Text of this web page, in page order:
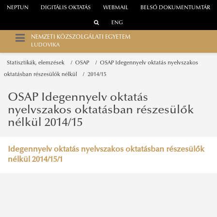
WEBMAIL
NEPTUN DIGITÁLIS OKTATÁS BELSŐ DOKUMENTUMTÁR
ENG
NEMZETI KÖZSZOLGÁLATI EGYETEM
LUDOVIKA
Statisztikák, elemzések OSAP OSAP Idegennyelv oktatás nyelvszakos
oktatásban részesülők nélkül 2014/15
OSAP Idegennyelv oktatás
nyelvszakos oktatásban részesülők
nélkül 2014/15
Idegennyelv oktatás nyelvszakos oktatásban részesülők
nélkül 2014/15/1